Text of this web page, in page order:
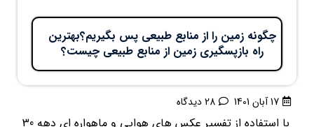
چگونه زمین را از منابع طبیعی پس بگیریم؟بهترین
راه بازپسگیری زمین از منابع طبیعی چیست؟
17 آبان 1401 28 دیدگاه
با استفاده از تفسیر عکس های هوایی و ماهواره ای دهه 30